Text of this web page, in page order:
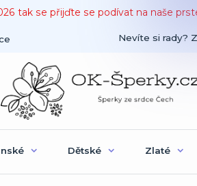
tak se přijďte se podívat na naše
Nevíte si rady?
Dětské Zlaté